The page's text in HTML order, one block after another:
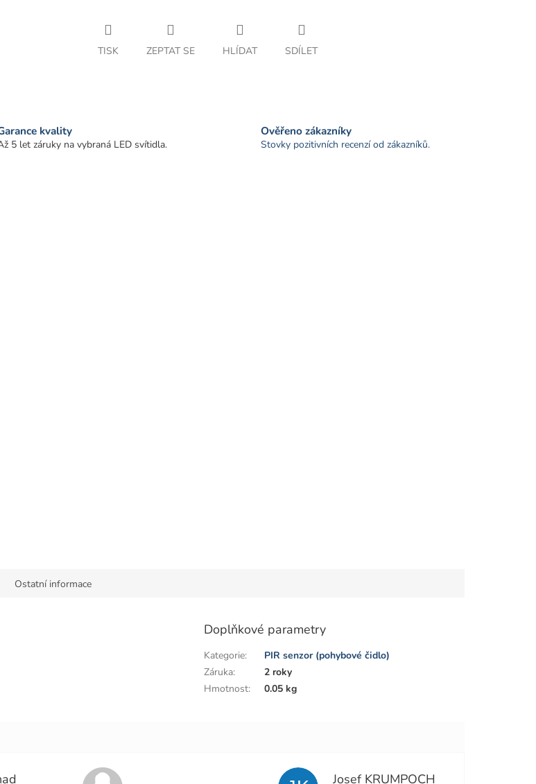
TISK ZEPTAT SE HLÍDAT SDÍLET
kvality
5 let záruky na vybraná LED svítidla.
Ověřeno zákazníky
Stovky pozitivních recenzí od zákazníků.
Ostatní informace
Doplňkové parametry
Kategorie:
PIR senzor (pohybové čidlo)
Záruka:
2 roky
Hmotnost: 0.05 kg
Josef KRUMPOCH